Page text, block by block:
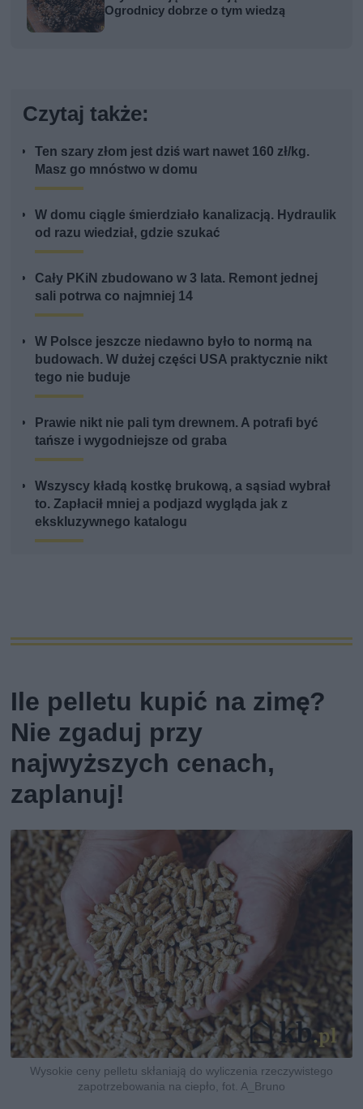
Ogrodnicy dobrze o tym wiedzą
Czytaj także:
Ten szary złom jest dziś wart nawet 160 zł/kg.
Masz go mnóstwo w domu
W domu ciągle śmierdziało kanalizacją. Hydraulik
od razu wiedział, gdzie szukać
Cały PKiN zbudowano w 3 lata. Remont jednej
sali potrwa co najmniej 14
W Polsce jeszcze niedawno było to normą na
budowach. W dużej części USA praktycznie nikt
tego nie buduje
Prawie nikt nie pali tym drewnem. A potrafi być
tańsze i wygodniejsze od graba
Wszyscy kładą kostkę brukową, a sąsiad wybrał
to. Zapłacił mniej a podjazd wygląda jak z
ekskluzywnego katalogu
Ile pelletu kupić na zimę?
Nie zgaduj przy
najwyższych cenach,
zaplanuj!
Wysokie ceny pelletu skłaniają do wyliczenia rzeczywistego
zapotrzebowania na ciepło, fot. A_Bruno